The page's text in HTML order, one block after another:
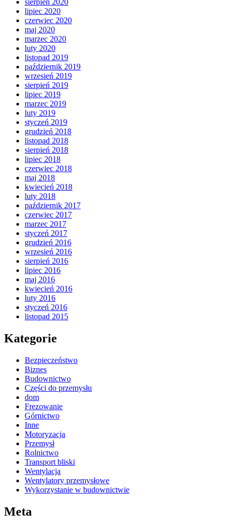
sierpień 2020
lipiec 2020
czerwiec 2020
maj 2020
marzec 2020
luty 2020
listopad 2019
październik 2019
wrzesień 2019
sierpień 2019
lipiec 2019
marzec 2019
luty 2019
styczeń 2019
grudzień 2018
listopad 2018
sierpień 2018
lipiec 2018
czerwiec 2018
maj 2018
kwiecień 2018
luty 2018
październik 2017
czerwiec 2017
marzec 2017
styczeń 2017
grudzień 2016
wrzesień 2016
sierpień 2016
lipiec 2016
maj 2016
kwiecień 2016
luty 2016
styczeń 2016
listopad 2015
Kategorie
Bezpieczeństwo
Biznes
Budownictwo
Części do przemysłu
dom
Frezowanie
Górnictwo
Inne
Motoryzacja
Przemysł
Rolnictwo
Transport bliski
Wentylacja
Wentylatory przemysłowe
Wykorzystanie w budownictwie
Meta